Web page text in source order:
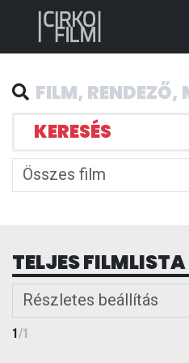
KERESÉS
Összes film
TELJES FILMLISTA
Részletes beállítás
1/1